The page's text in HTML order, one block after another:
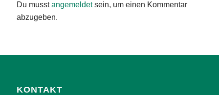
Du musstangemeldetsein, um einen Kommentar
abzugeben.
KONTAKT